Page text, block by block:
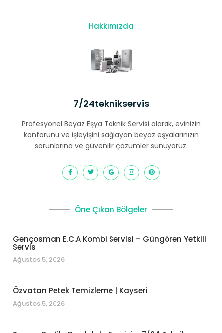
Hakkımızda
7/24teknikservis
Profesyonel Beyaz Eşya Teknik Servisi olarak, evinizin
konforunu ve işleyişini sağlayan beyaz eşyalarınızın
sorunlarına ve güvenilir çözümler sunuyoruz.
Öne Çıkan Bölgeler
Gençosman E.C.A Kombi Servisi – Güngören Yetkili
Servis
Ağustos 5, 2026
Özvatan Petek Temizleme | Kayseri
Ağustos 5, 2026